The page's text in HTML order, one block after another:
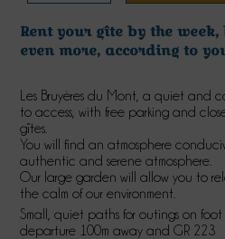
Rent your gîte by the
even more, according to
Les Bruyères du Mont, a quiet and
to access, with free parking and
gîtes.
You will find an atmosphere
authentic and serene atmosphere.
Our large garden will allow you to
the calm of our environment.
Small, quiet paths for outings on
departure 100m away and GR 223